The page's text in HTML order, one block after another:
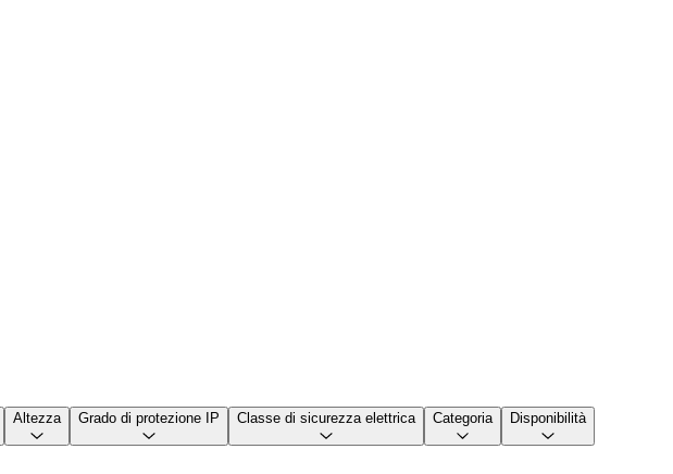
Altezza Grado di protezione IP Classe di sicurezza elettrica Categoria Disponibilità